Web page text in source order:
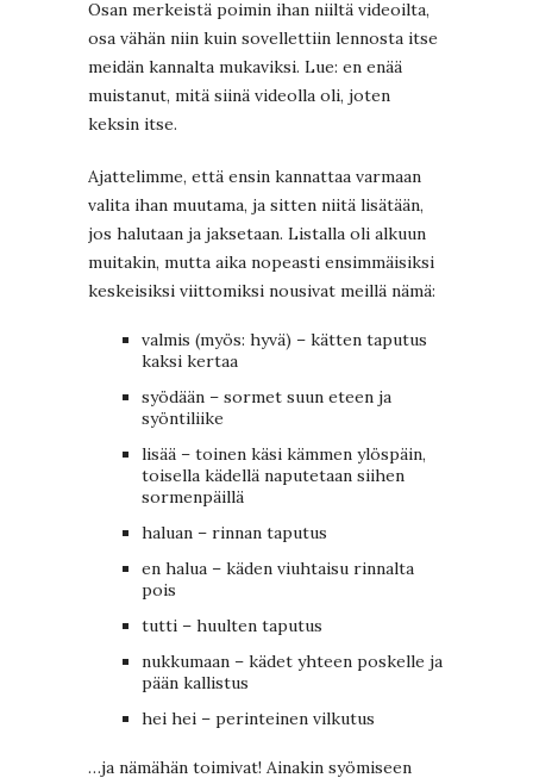
Osan merkeistä poimin ihan niiltä videoilta,
osa vähän niin kuin sovellettiin lennosta itse
meidän kannalta mukaviksi. Lue: en enää
muistanut, mitä siinä videolla oli, joten
keksin itse.
Ajattelimme, että ensin kannattaa varmaan
valita ihan muutama, ja sitten niitä lisätään,
jos halutaan ja jaksetaan. Listalla oli alkuun
muitakin, mutta aika nopeasti ensimmäisiksi
keskeisiksi viittomiksi nousivat meillä nämä:
valmis (myös: hyvä) – kätten taputus
kaksi kertaa
syödään – sormet suun eteen ja
syöntiliike
lisää – toinen käsi kämmen ylöspäin,
toisella kädellä naputetaan siihen
sormenpäillä
haluan – rinnan taputus
en halua – käden viuhtaisu rinnalta
pois
tutti – huulten taputus
nukkumaan – kädet yhteen poskelle ja
pään kallistus
hei hei – perinteinen vilkutus
…ja nämähän toimivat! Ainakin syömiseen